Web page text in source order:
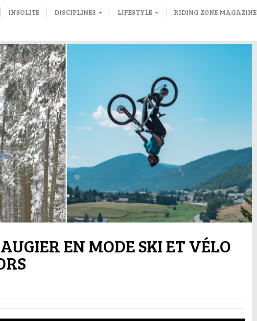
INSOLITE DISCIPLINES LIFESTYLE RIDING ZONE MAGAZINE
EN MODE SKI ET VÉLO